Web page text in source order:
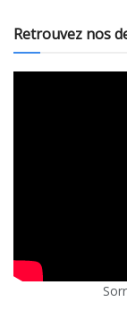
Retrouvez nos